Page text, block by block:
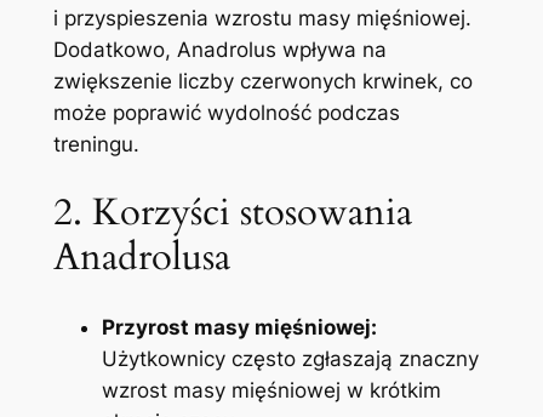
i przyspieszenia wzrostu masy mięśniowej.
Dodatkowo, Anadrolus wpływa na
zwiększenie liczby czerwonych krwinek, co
może poprawić wydolność podczas
treningu.
2. Korzyści stosowania
Anadrolusa
Przyrost masy mięśniowej:
Użytkownicy często zgłaszają znaczny
wzrost masy mięśniowej w krótkim